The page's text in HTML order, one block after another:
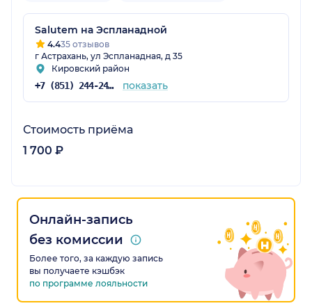
Salutem на Эспланадной
4.435 отзывов
г Астрахань, ул Эспланадная, д 35
Кировский район
+7 (851) 244-24-42 показать
Стоимость приёма
1 700 ₽
Онлайн-запись
без комиссии
Более того, за каждую запись
вы получаете кэшбэк
по программе лояльности